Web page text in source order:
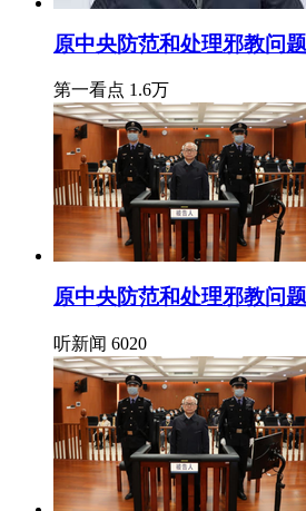
原中央防范和处理邪教问
第一看点 1.6万
原中央防范和处理邪教问
听新闻 6020